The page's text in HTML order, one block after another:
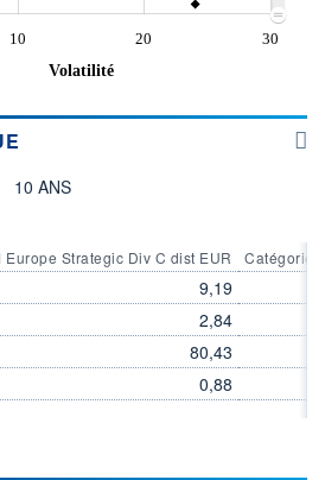
10 20
30
Volatilité
10 ANS
Europe Strategic Div C dist EUR
9,19
2,84
80,43
0,88
Catégorie